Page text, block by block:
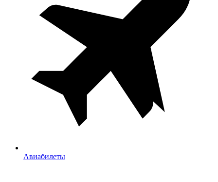
Авиабилеты